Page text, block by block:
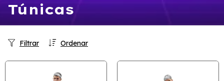
Túnicas
Ordenar
Filtrar